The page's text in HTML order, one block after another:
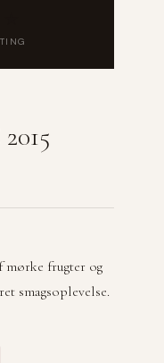
mørke frugter og
smagsoplevelse.